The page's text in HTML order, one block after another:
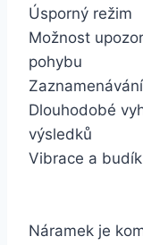
Úsporný režim
Možnost
pohybu
Dlouhodobé
výsledků
Vibrace a budík
Náramek je